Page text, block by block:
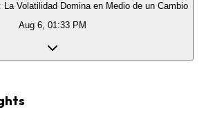
Volatilidad Domina en Medio de un Cambio
Aug 6, 01:33 PM